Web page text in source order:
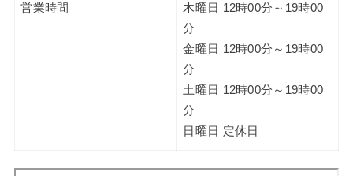
営業時間
木曜日 12時00分～19時00
分
金曜日 12時00分～19時00
分
土曜日 12時00分～19時00
分
日曜日 定休日